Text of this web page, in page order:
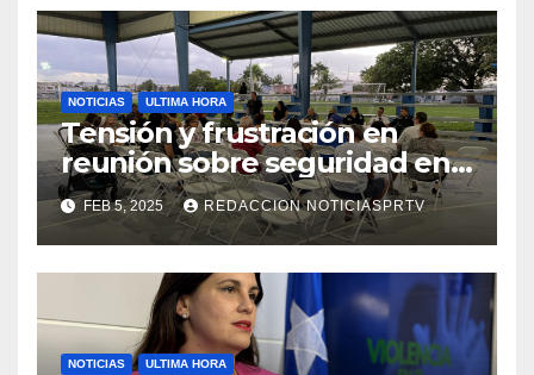
NOTICIAS ULTIMA HORA
Tensión y frustración en
reunión sobre seguridad en
Reparto Metropolitano
FEB 5, 2025 REDACCION NOTICIASPRTV
NOTICIAS ULTIMA HORA